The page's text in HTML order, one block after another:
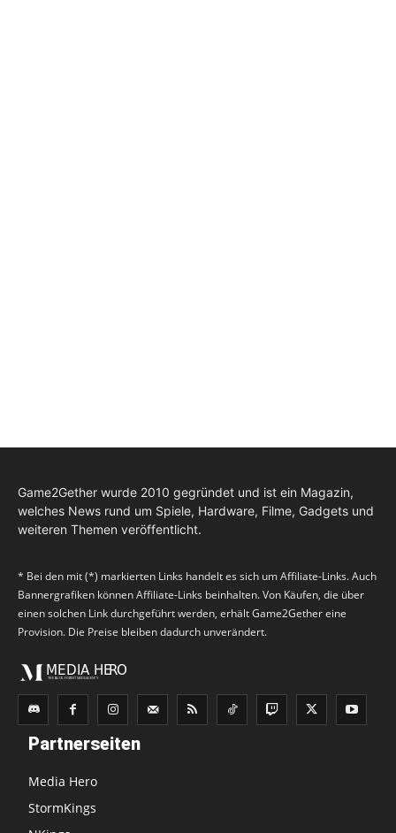
Game2Gether wurde 2010 gegründet und ist ein Magazin,
welches News rund um Spiele, Hardware, Filme, Gadgets und
weiteren Themen veröffentlicht.
* Bei den mit (*) markierten Links handelt es sich um Affiliate-Links. Auch
Bannergrafiken können Affiliate-Links beinhalten. Von Käufen, die über
einen solchen Link durchgeführt werden, erhält Game2Gether eine
Provision. Die Preise bleiben dadurch unverändert.
Partnerseiten
Media Hero
StormKings